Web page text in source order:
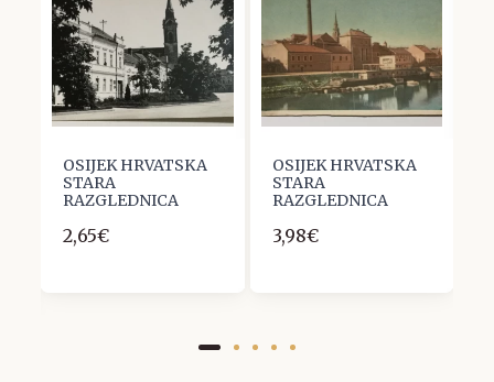
OSIJEK HRVATSKA
STARA
RAZGLEDNICA
2,65€
OSIJEK HRVATSKA
STARA
RAZGLEDNICA
3,98€